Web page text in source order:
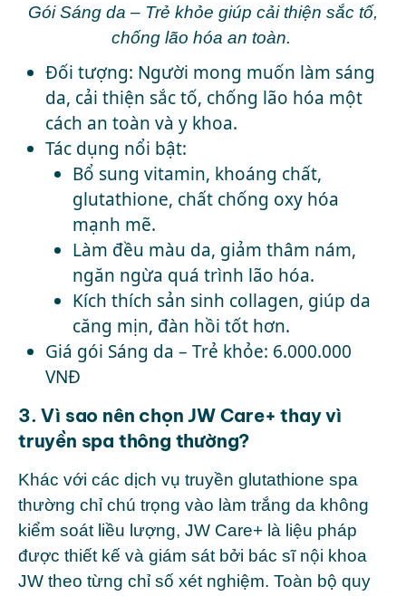
Gói Sáng da – Trẻ khỏe giúp cải thiện sắc tố,
chống lão hóa an toàn.
Đối tượng: Người mong muốn làm sáng
da, cải thiện sắc tố, chống lão hóa một
cách an toàn và y khoa.
Tác dụng nổi bật:
Bổ sung vitamin, khoáng chất,
glutathione, chất chống oxy hóa
mạnh mẽ.
Làm đều màu da, giảm thâm nám,
ngăn ngừa quá trình lão hóa.
Kích thích sản sinh collagen, giúp da
căng mịn, đàn hồi tốt hơn.
Giá gói Sáng da – Trẻ khỏe: 6.000.000
VNĐ
3. Vì sao nên chọn JW Care+ thay vì
truyền spa thông thường?
Khác với các dịch vụ truyền glutathione spa
thường chỉ chú trọng vào làm trắng da không
kiểm soát liều lượng, JW Care+ là liệu pháp
được thiết kế và giám sát bởi bác sĩ nội khoa
JW theo từng chỉ số xét nghiệm. Toàn bộ quy